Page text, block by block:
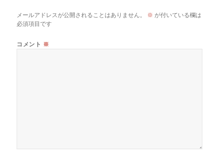
メールアドレスが公開されることはありません。 ※ が付いている欄は
必須項目です
コメント ※